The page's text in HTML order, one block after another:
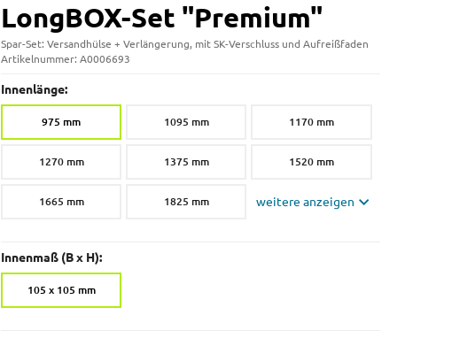
LongBOX-Set "Premium"
Spar-Set: Versandhülse + Verlängerung, mit SK-Verschluss und Aufreißfaden
Artikelnummer: A0006693
Innenlänge:
975 mm 1095 mm 1170 mm
1270 mm 1375 mm 1520 mm
1665 mm 1825 mm weitere anzeigen
Innenmaß (B x H):
105 x 105 mm